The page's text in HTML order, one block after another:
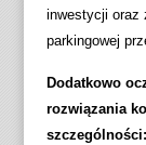
inwestycji oraz
parkingowej
Dodatkowo
rozwiązania
szczególności: